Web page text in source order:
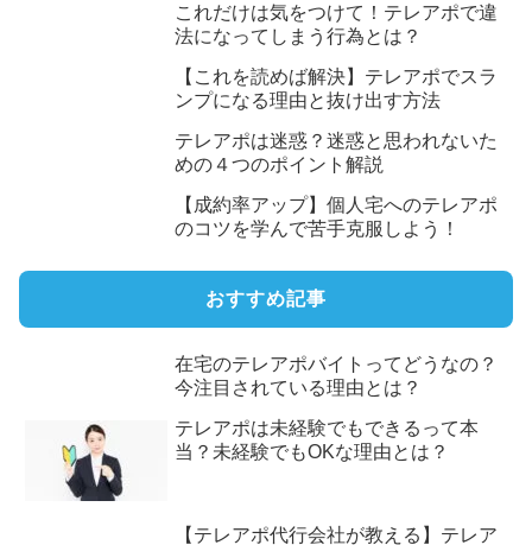
これだけは気をつけて！テレアポで違
法になってしまう行為とは？
【これを読めば解決】テレアポでスラ
ンプになる理由と抜け出す方法
テレアポは迷惑？迷惑と思われないた
めの４つのポイント解説
【成約率アップ】個人宅へのテレアポ
のコツを学んで苦手克服しよう！
おすすめ記事
在宅のテレアポバイトってどうなの？
今注目されている理由とは？
テレアポは未経験でもできるって本
当？未経験でもOKな理由とは？
【テレアポ代行会社が教える】テレア